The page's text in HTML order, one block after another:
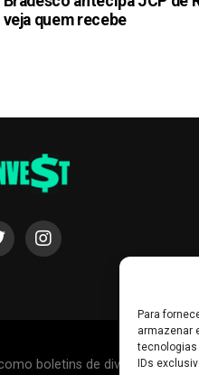
Para
armazenar
tecnologias
IDs
veja quem recebe
boletins de divulgação, e